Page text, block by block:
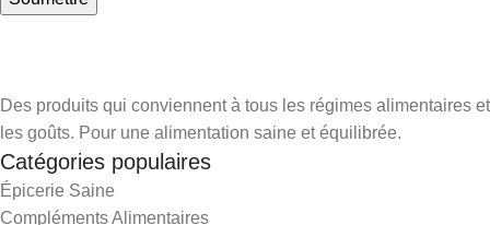
Des produits qui conviennent à tous les régimes alimentaires et
les goûts. Pour une alimentation saine et équilibrée.
Catégories populaires
Épicerie Saine
Compléments Alimentaires